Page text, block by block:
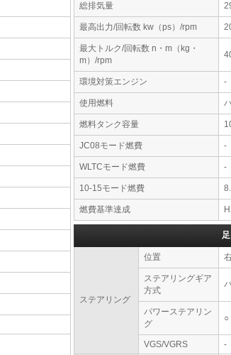
総排気量
最高出力/回転数 kw（ps）/rpm
最大トルク/回転数 n・m（kg・
m）/rpm
環境対策エンジン -
使用燃料
燃料タンク容量
JC08モード燃費 -
WLTCモード燃費 -
10-15モード燃費
燃費基準達成
ステアリング
位置
ステアリングギア
方式
パワーステアリン
グ
○
VGS/VGRS -